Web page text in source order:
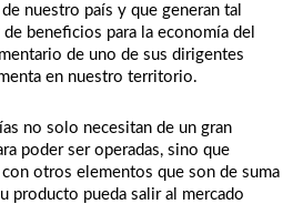
nuestro país y que generan tal
beneficios para la economía del
de uno de sus dirigentes
en nuestro territorio.
no solo necesitan de un gran
poder ser operadas, sino que
otros elementos que son de suma
producto pueda salir al mercado